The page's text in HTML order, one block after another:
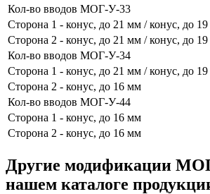
Кол-во вводов МОГ-У-33
Сторона 1 - конус, до 21 мм / конус, до
Сторона 2 - конус, до 21 мм / конус, до
Кол-во вводов МОГ-У-34
Сторона 1 - конус, до 21 мм / конус, до
Сторона 2 - конус, до 16 мм
Кол-во вводов МОГ-У-44
Сторона 1 - конус, до 16 мм
Сторона 2 - конус, до 16 мм
Другие модификации
нашем каталоге